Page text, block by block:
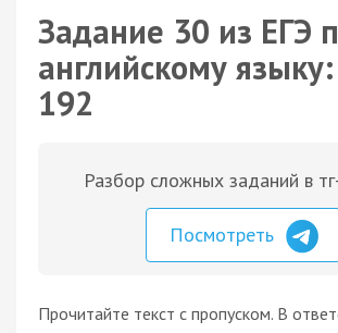
Задание 30 из ЕГЭ
английскому
192
Разбор сложных заданий в
Посмотреть
Прочитайте текст с пропуском. В